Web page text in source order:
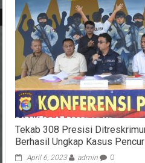
Tekab 308 Presisi
Berhasil Ungkap Kasus
April 6, 2023 admin 0